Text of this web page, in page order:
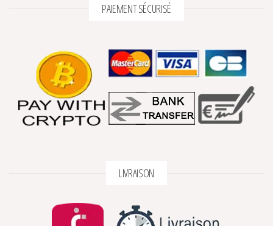
PAIEMENT SÉCURISÉ
LIVRAISON